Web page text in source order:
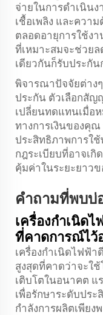
จ่ายในการดำเนิน
เชื้อเพลิง และควา
ตลอดอายุการใช้ง
ที่เหมาะสมจะช่วย
เดียวกันก็รับประกั
พิจารณาปัจจัยต่าง
ประกัน ตัวเลือกสั
เปลี่ยนทดแทนเมื่อ
ทางการเงินของคุ
ประสิทธิภาพการใ
กฎระเบียบที่อาจเ
คุ้มค่าในระยะยาว
คำถามที่พบบ่
เครื่องกำเนิด
ที่คาดการณ์ไว้
เครื่องกำเนิดไฟฟ้
สูงสุดที่คาดว่าจะใช้
เติบโตในอนาคต แ
เพื่อรักษาระดับปร
กำลังการผลิตเพียง